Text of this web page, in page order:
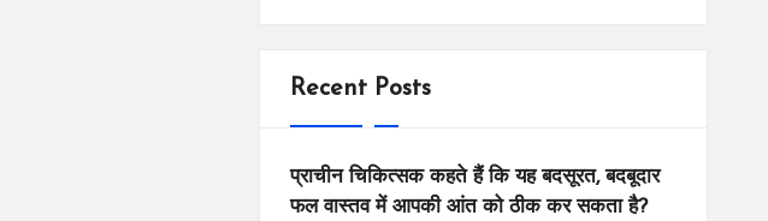
Recent Posts
प्राचीन चिकित्सक कहते हैं कि यह बदसूरत, बदबूदार
फल वास्तव में आपकी आंत को ठीक कर सकता है?